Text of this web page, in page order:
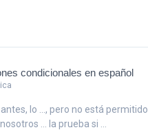
condicionales en español
lo ..., pero no está permitido.
... la prueba si ...